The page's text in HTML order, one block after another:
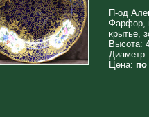
П-од
Фарфор,
крытье,
Высота:
Цена: по